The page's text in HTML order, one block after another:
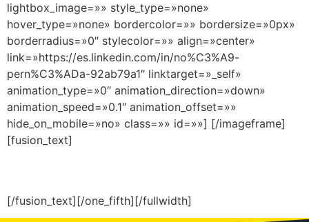
lightbox_image=»» style_type=»none»
hover_type=»none» bordercolor=»» bordersize=»0px»
borderradius=»0″ stylecolor=»» align=»center»
link=»https://es.linkedin.com/in/no%C3%A9-
pern%C3%ADa-92ab79a1″ linktarget=»_self»
animation_type=»0″ animation_direction=»down»
animation_speed=»0.1″ animation_offset=»»
hide_on_mobile=»no» class=»» id=»»] [/imageframe]
[fusion_text]
[/fusion_text][/one_fifth][/fullwidth]